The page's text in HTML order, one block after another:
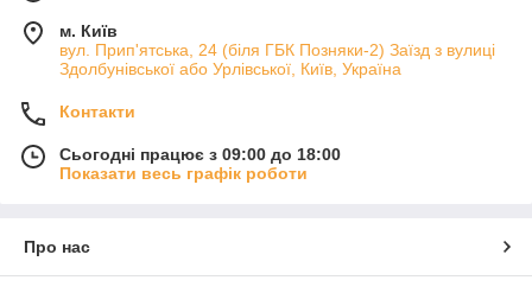
м. Київ
вул. Прип'ятська, 24 (біля ГБК Позняки-2) Заїзд з вулиці
Здолбунівської або Урлівської, Київ, Україна
Контакти
Сьогодні працює з 09:00 до 18:00
Показати весь графік роботи
Про нас